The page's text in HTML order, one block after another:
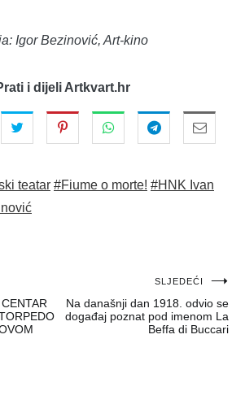
Igor Bezinović, Art-kino
i dijeli Artkvart.hr
teatar #Fiume o morte! #HNK Ivan
SLJEDEĆI
Na današnji dan 1918. odvio se
događaj poznat pod imenom La
Beffa di Buccari